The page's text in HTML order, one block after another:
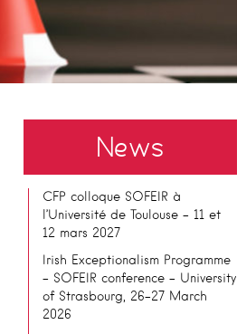
News
CFP colloque SOFEIR à
l’Université de Toulouse – 11 et
12 mars 2027
Irish Exceptionalism Programme
– SOFEIR conference – University
of Strasbourg, 26-27 March
2026